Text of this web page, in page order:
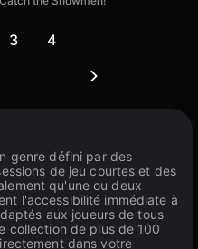
3 4
genre défini par des
de jeu courtes et des
qu'une ou deux
l'accessibilité immédiate à
aux joueurs de tous
collection de plus de 100
dans votre